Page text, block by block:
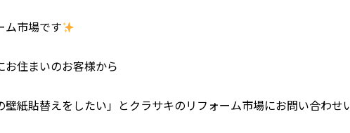
ム市場です
住まいのお客様から
壁紙貼替えをしたい」とクラサキのリフォーム市場にお問い合わせ